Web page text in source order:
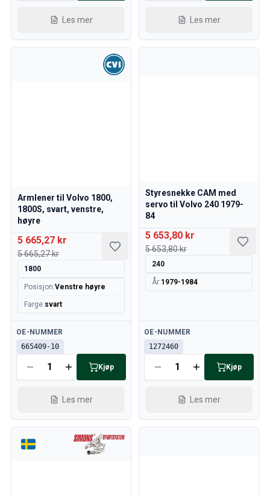
Les mer Les mer
Armlener til Volvo 1800,
1800S, svart, venstre,
høyre
5 665,27 kr
5 665,27 kr
1800
Posisjon:Venstre høyre
Farge:svart
Tilgjengelig
OE-NUMMER
665409-10
Kjøp
Les mer
Styresnekke CAM med
servo til Volvo 240 1979-
84
5 653,80 kr
5 653,80 kr
240
År:1979-1984
Tilgjengelig
OE-NUMMER
1272460
Kjøp
Les mer